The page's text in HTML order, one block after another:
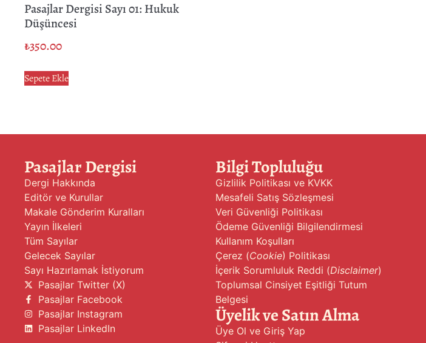
Pasajlar Dergisi Sayı 01: Hukuk
Düşüncesi
₺350.00
Sepete Ekle
Pasajlar Dergisi
Dergi Hakkında
Editör ve Kurullar
Makale Gönderim Kuralları
Yayın İlkeleri
Tüm Sayılar
Gelecek Sayılar
Sayı Hazırlamak İstiyorum
Pasajlar Twitter (X)
Pasajlar Facebook
Pasajlar Instagram
Pasajlar LinkedIn
Bilgi Topluluğu
Gizlilik Politikası ve KVKK
Mesafeli Satış Sözleşmesi
Veri Güvenliği Politikası
Ödeme Güvenliği Bilgilendirmesi
Kullanım Koşulları
Çerez (Cookie) Politikası
İçerik Sorumluluk Reddi (Disclaimer)
Toplumsal Cinsiyet Eşitliği Tutum
Belgesi
Üyelik ve Satın Alma
Üye Ol ve Giriş Yap